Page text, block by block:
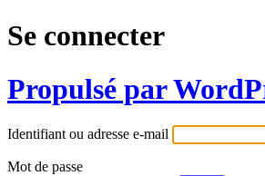
Se connecter
Propulsé par
Identifiant ou adresse e-mail
Mot de passe